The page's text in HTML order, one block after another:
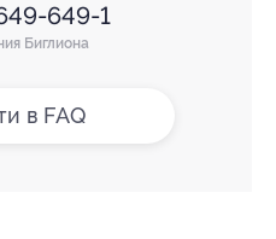
649-1
Биглиона
в FAQ